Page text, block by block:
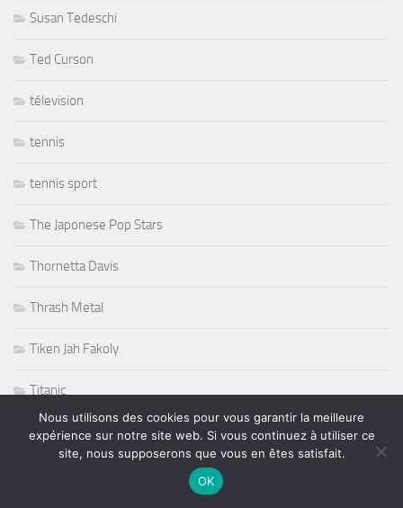
Susan Tedeschi
Ted Curson
télevision
tennis
tennis sport
The Japonese Pop Stars
Thornetta Davis
Thrash Metal
Tiken Jah Fakoly
Titanic
Tommy Castro
Nous utilisons des cookies pour vous garantir la meilleure
expérience sur notre site web. Si vous continuez à utiliser ce
site, nous supposerons que vous en êtes satisfait.
OK